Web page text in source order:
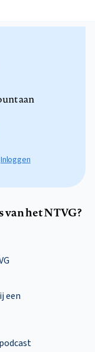
aan
Inloggen
het NTVG?
een